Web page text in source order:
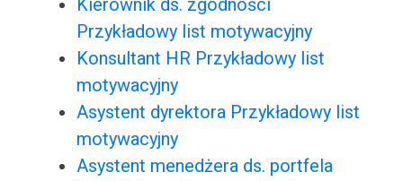
Kierownik ds. zgodności
Przykładowy list motywacyjny
Konsultant HR Przykładowy list
motywacyjny
Asystent dyrektora Przykładowy list
motywacyjny
Asystent menedżera ds. portfela